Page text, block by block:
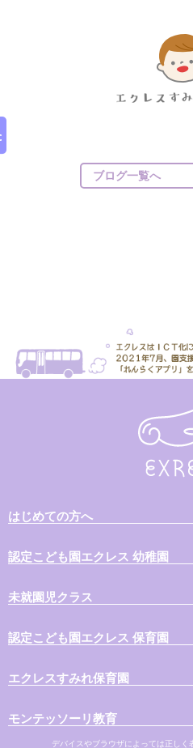
ブログ一覧へ
はじめての方へ
認定こども園エクレス 幼稚園
未就園児クラス
認定こども園エクレス 保育園
エクレスすみれ保育園
モンテッソーリ教育
デバイスやブラウザによっては正しく